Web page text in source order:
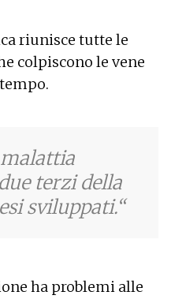
riunisce tutte le
colpiscono le vene
malattia
terzi della
sviluppati.
ha problemi alle